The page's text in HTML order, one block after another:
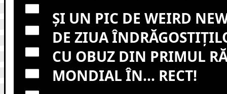
ȘI UN PIC DE WEIRD
DE ZIUA
CU OBUZ DIN PRIMUL
MONDIAL ÎN… RECT!